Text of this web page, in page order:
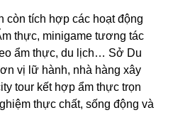
còn tích hợp các hoạt động
thực, minigame tương tác
ẩm thực, du lịch… Sở Du
vị lữ hành, nhà hàng xây
tour kết hợp ẩm thực trọn
thực chất, sống động và